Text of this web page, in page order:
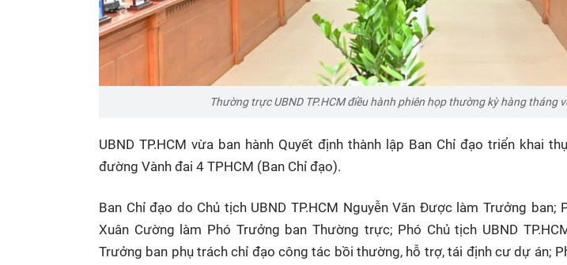
Thường trực UBND TP.HCM điều hành phiên họp thường kỳ hàng tháng
UBND TP.HCM vừa ban hành Quyết định thành lập Ban Chỉ đạo triển khai
đường Vành đai 4 TPHCM (Ban Chỉ đạo).
Ban Chỉ đạo do Chủ tịch UBND TP.HCM Nguyễn Văn Được làm Trưởng ban;
Xuân Cường làm Phó Trưởng ban Thường trực; Phó Chủ tịch UBND
Trưởng ban phụ trách chỉ đạo công tác bồi thường, hỗ trợ, tái định cư dự án;